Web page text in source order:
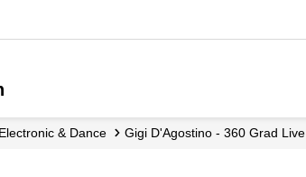
Electronic & Dance Gigi D'Agostino - 360 Grad Live